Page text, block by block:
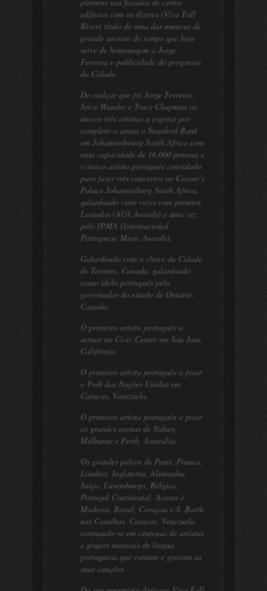
edificios com os dizeres (Viva Fall
River) titulo de uma das musicas de
grande sucesso do tempo que hoje
serve de homenagem a Jorge
Ferreira e publicidade do progresso
da Cidade.
De realçar que foi Jorge Ferreira,
Setve Wander e Tracy Chapman os
únicos três artistas a esgotar por
completo a arena o Standerd Bank
em Johannerbourg South Africa com
uma capacidade de 16,000 pessoas e
o único artista português convidado
para fazer três concertos no Ceasar’s
Palace Johannesburg South Africa,
galardoado vinte vezes com prémios
Lusíadas (AUA Awards) e uma vez
pelo IPMA (Internacional
Portuguese Music Awards).
Galardoado com a chave da Cidade
de Toronto, Canada, galardoado
como ídolo português pelo
governador do estado de Ontário,
Canada.
O primeiro artista português a
actuar no Civic Center em San Jose,
Califórnia.
O primeiro artista português a pisar
o Park das Nações Unidas em
Caracas, Venezuela.
O primeiro artista português a pisar
as grandes arenas de Sidney,
Melburne e Perth, Austrália.
Os grandes palcos de Paris, Franca,
Londres, Inglaterra, Alemanha,
Suíça, Luxemburgo, Bélgica,
Portugal Continental, Acores e
Madeira, Brasil, Coraçau e S. Barth
nas Caraíbas, Caracas, Venezuela
estimando-se em centenas de artistas
e grupos musicais de língua
portuguesa que cantam e gravam as
suas canções.